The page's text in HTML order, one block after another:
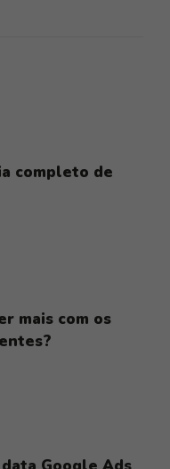
completo de
mais com os